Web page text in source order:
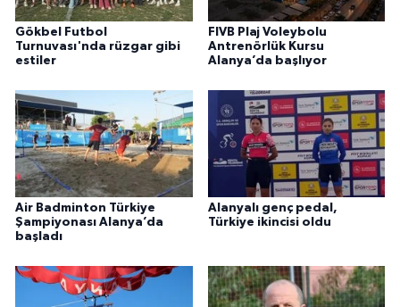
Gökbel Futbol
Turnuvası'nda rüzgar gibi
estiler
FIVB Plaj Voleybolu
Antrenörlük Kursu
Alanya’da başlıyor
Air Badminton Türkiye
Şampiyonası Alanya’da
başladı
Alanyalı genç pedal,
Türkiye ikincisi oldu